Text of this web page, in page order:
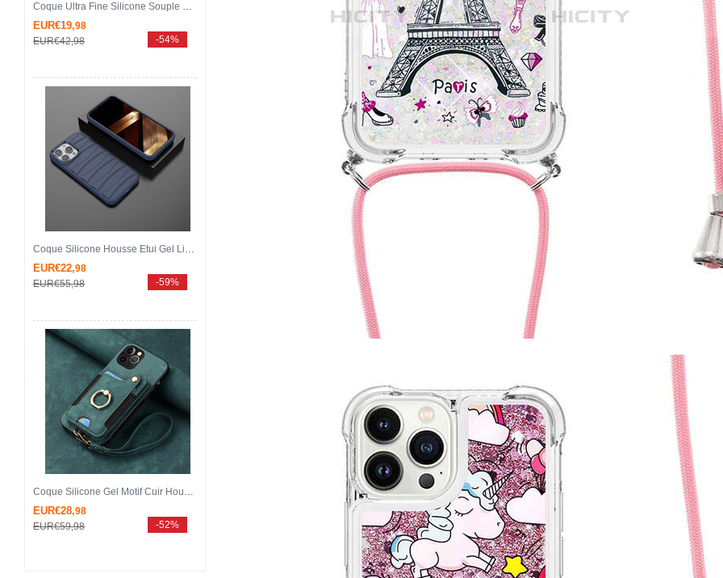
Coque Ultra Fine Silicone Souple 360 Degres Housse Etui YK1 pour Apple iPhone 13 Pro Max Vert
EUR€19,98
EUR€42,98 -54%
Coque Silicone Housse Etui Gel Line KC2 pour Apple iPhone 13 Pro Max Bleu
EUR€22,98
EUR€55,98 -59%
Coque Silicone Gel Motif Cuir Housse Etui SD2 pour Apple iPhone 13 Pro Max Vert
EUR€28,98
EUR€59,98 -52%